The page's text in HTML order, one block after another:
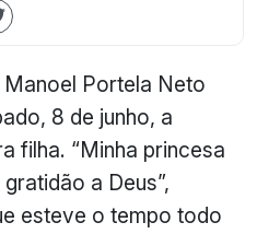
Portela Neto
8 de junho, a
filha. “Minha princesa
a Deus”,
esteve o tempo todo